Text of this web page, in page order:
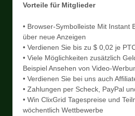
Vorteile für Mitglieder
• Browser-Symbolleiste Mit Instant
über neue Anzeigen
• Verdienen Sie bis zu $ 0,02 je
• Viele Möglichkeiten zusätzlich
Beispiel Ansehen von Video-
• Verdienen Sie bei uns auch
• Zahlungen per Scheck, PayPal
• Win ClixGrid Tagespreise und
wöchentlich Wettbewerbe